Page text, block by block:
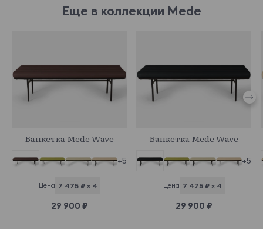
Еще в коллекции Mede
Банкетка Mede Wave
+5
Цена 7 475 ₽ × 4
29 900 ₽
Банкетка Mede Wave
+5
Цена 7 475 ₽ × 4
29 900 ₽